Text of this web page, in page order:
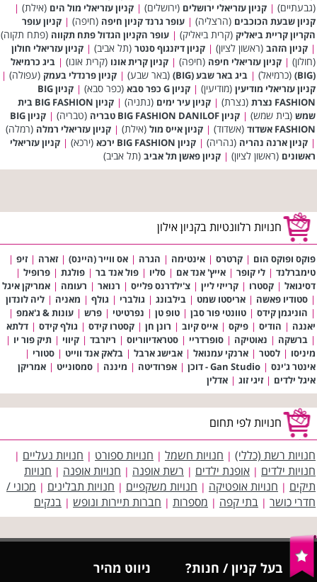
(גבעתיים) | קניון עזריאלי ירושלים (ירושלים) | קניון עזריאלי מול הים (אילת) |
קניון שבעת הכוכבים (הרצליה) | עופר גרנד קניון חיפה (חיפה) | קניון עופר
הקריון קריית ביאליק (קרית ביאליק) | עופר הקניון הגדול פתח תקווה (פתח תקוה)
| קניון הזהב (ראשון לציון) | קניון דיזנגוף סנטר (תל אביב) | קניון עזריאלי חולון
(חולון) | קניון עזריאלי חיפה (חיפה) | קניון קרית אונו (קרית אונו) | ביג כרמיאל
(BIG)
(כרמיאל) | ביג באר שבע (BIG) (באר שבע) | קניון פרנדלי בעמק (עפולה) |
קניון עזריאלי מודיעין (מודיעין) | קניון G כפר סבא (כפר סבא) |
קניון BIG
FASHION נצרת
(נצרת) | קניון עיר ימים (נתניה) |
קניון BIG FASHION בית
שמש (בית שמש) | קניון BIG FASHION DANILOF טבריה (טבריה) |
קניון BIG
FASHION אשדוד
(אשדוד) | קניון אייס מול (אילת) | קניון עזריאלי רמלה (רמלה)
| קניון ארנה נהריה (נהריה) | קניון BIG FASHION ירכא (ירכא) | קניון עזריאלי
ראשונים (ראשון לציון) | קניון פאשן תל אביב (תל אביב)
חנויות רלוונטיות בקניון אילון
פוקס ופוקס הום | קרטרס | אינטימה | הגרה | אס ווייר (היינס) | זארה | זיפ |
טימברלנד | לי קופר | אייץ' אנד אם | סליו | פול אנד בר | פולגת | פרופיל |
דסיגואל | קסטרו | קרייזי ליין | צ'ילדרנס פלייס | רנואר | רעומה | אמריקן איגל
| סטודיו פאשה | אריסטו שמט | בילבונג | גולברי | גולף | מאניה | ליה לונדון
| הוניגמן קידס | טוונטי פור סבן | טופ טן | נפרטיטי | פרש | עונות & ג'אמפ |
יאנגה | הודיס | פיקס | אייס קיוב | רונן חן | קסטרו קידס | גולף קידס | דלתא
| ברשקה | נאוטיקה | סופרדריי | סטראדיווריוס | ריזרבד | קיווי | תיק פור יו |
מיניסו | לסטר | ארנקי עמנואל | אבישג ארבל | בלאק אנד ווייט | סטורי |
אינטר ג'ינס | Gan Studio - דוכן | אפרודיטה | מיננה | סמסונייט | אמריקן
איגל ילדים | זיגי זוג | אדלין
חנויות לפי תחום
חנויות רשת (כללי) | חנויות חשמל | חנויות ספורט | חנויות נעליים |
חנויות ילדים | אופנת ילדים | רשת אופנה | חנויות אופנה | חנויות
תיקים | חנויות אופטיקה | חנויות משקפיים | חנויות תבלינים | מכוני /
חדרי כושר | בתי קפה | מספרות | חברות תיירות ונופש | בנקים
בעל קניון / חנות?
ניווט מהיר